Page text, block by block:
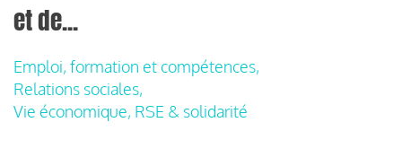
et de...
Emploi, formation et compétences,
Relations sociales,
Vie économique, RSE & solidarité